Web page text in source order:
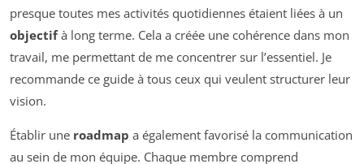
presque toutes mes activités quotidiennes étaient liées à un
objectifà long terme. Cela a créée une cohérence dans mon
travail, me permettant de me concentrer sur l’essentiel. Je
recommande ce guide à tous ceux qui veulent structurer leur
vision.
Établir une roadmap a également favorisé la communication
au sein de mon équipe. Chaque membre comprend